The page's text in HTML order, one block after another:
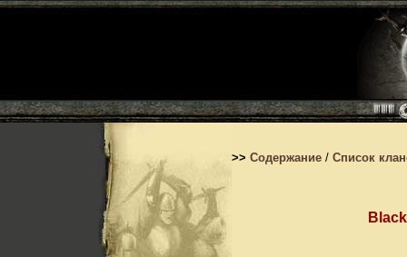
>> Содержание / Список